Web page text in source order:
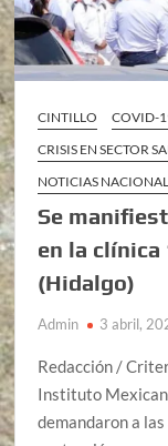
CINTILLO
COVID-
CRISIS EN SECTOR
NOTICIAS
Se
en la clínica
(Hidalgo)
Admin 3 abril,
Redacción /
Instituto
demandaron a